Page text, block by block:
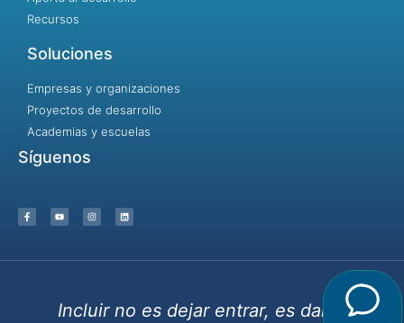
Recursos
Soluciones
Empresas y organizaciones
Proyectos de desarrollo
Academias y escuelas
Síguenos
Incluir no es dejar entrar, es dar la